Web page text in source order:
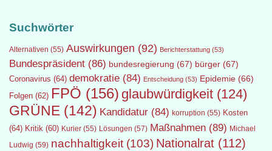
Suchwörter
Alternativen (55) Auswirkungen (92) Berichterstattung (53)
Bundespräsident (86) bundesregierung (67) bürger (67)
Coronavirus (64) demokratie (84) Entscheidung (53) Epidemie (66)
Folgen (62) FPÖ (156) glaubwürdigkeit (124)
GRÜNE (142) Kandidatur (84) korruption (55) Kosten
(64) Kritik (60) Kurier (55) Lösungen (57) Maßnahmen (89) Michael
Ludwig (59) nachhaltigkeit (103) Nationalrat (112)